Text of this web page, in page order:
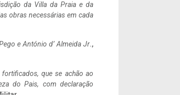
da Villa da Praia e da
obras necessárias em cada
e António d’ Almeida Jr.,
que se achão ao
do Pais, com declaração